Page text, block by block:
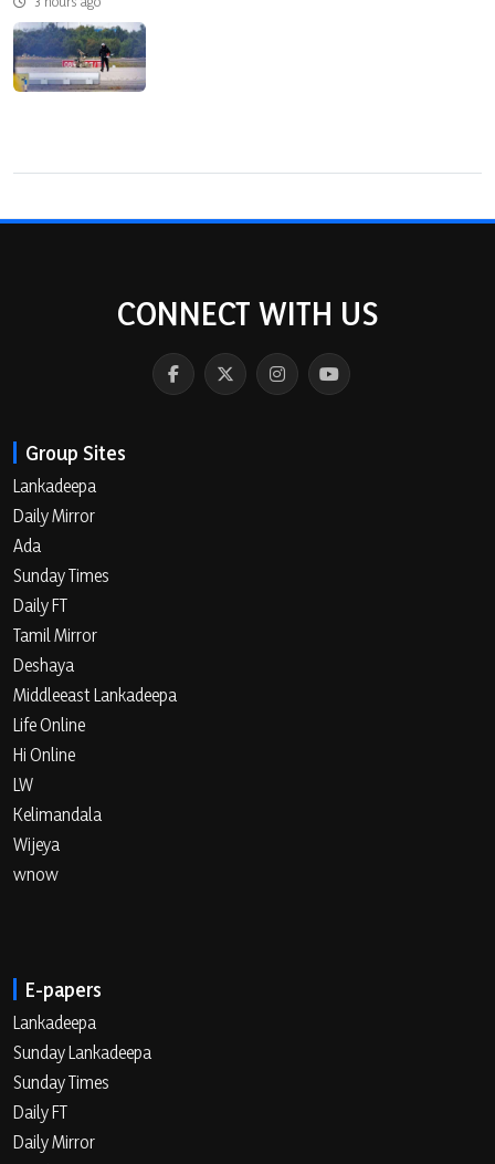
CONNECT WITH US
Group Sites
Lankadeepa
Daily Mirror
Ada
Sunday Times
Daily FT
Tamil Mirror
Deshaya
Middleeast Lankadeepa
Life Online
Hi Online
LW
Kelimandala
Wijeya
wnow
E-papers
Lankadeepa
Sunday Lankadeepa
Sunday Times
Daily FT
Daily Mirror